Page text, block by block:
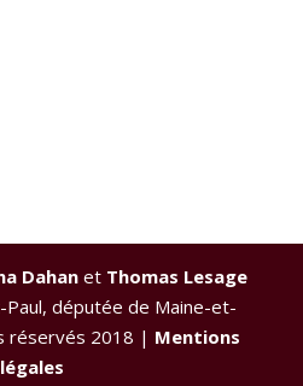
Dahan et Thomas Lesage
députée de Maine-et-
réservés 2018 | Mentions
légales